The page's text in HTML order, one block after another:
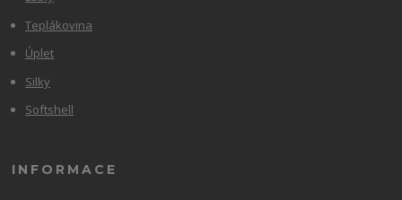
Teplákovina
Úplet
Silky
Softshell
INFORMACE